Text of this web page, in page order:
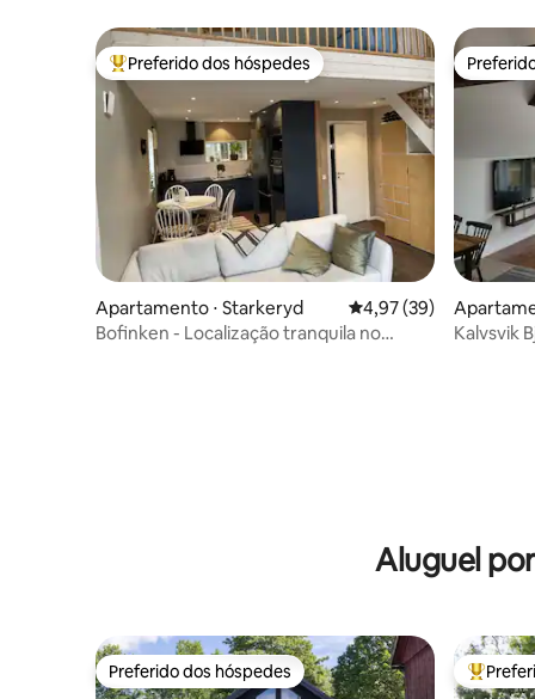
Entre os melhores preferidos dos hóspedes
Preferido dos hóspedes
Apartamento ⋅ Starkeryd 4,97 de uma
4,97 (39)
Bofinken - Localização tranquila no
Kalvsvik
Aluguel
Preferido dos hóspedes
Preferido dos hóspedes Entre